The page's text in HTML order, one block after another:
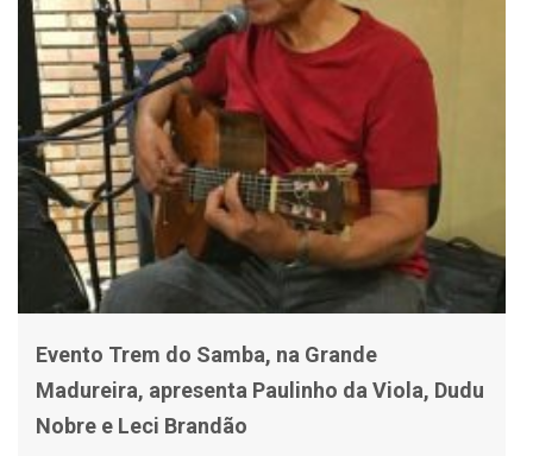
Evento Trem do Samba, na Grande
Madureira, apresenta Paulinho da Viola, Dudu
Nobre e Leci Brandão